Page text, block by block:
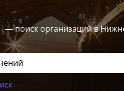
— поиск организаций в